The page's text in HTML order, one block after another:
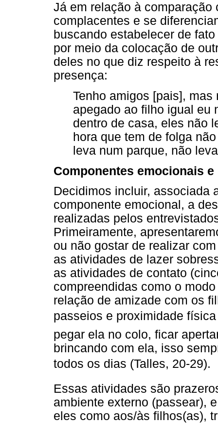
Já em relação à
complacentes e se
buscando estabelecer de
por meio da colocação de
deles no que diz respeito à
presença:
Tenho amigos [pais],
apegado ao filho igual eu
dentro de casa, eles não
hora que tem de folga
leva num parque, não
Componentes emocionais
Decidimos incluir, associada
componente emocional, a
realizadas pelos
Primeiramente,
ou não gostar de realizar
as atividades de lazer
as atividades de contato
compreendidas como o
relação de amizade com os
passeios e proximidade
pegar ela no colo, ficar
brincando com ela, isso
todos os dias (Talles, 20-29).
Essas atividades são
ambiente externo (passear),
eles como aos/às filhos(as),